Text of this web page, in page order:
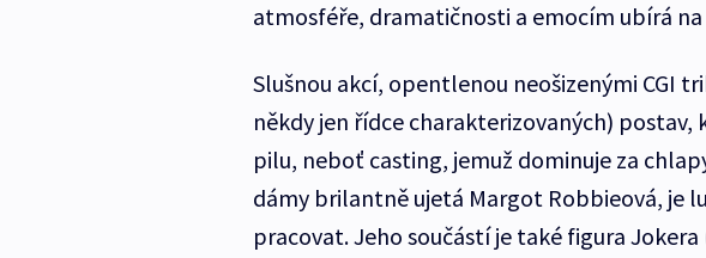
atmosféře, dramatičnosti a emocím ubírá
Slušnou akcí, opentlenou neošizenými CGI
někdy jen řídce charakterizovaných)
pilu, neboť casting, jemuž dominuje za
dámy brilantně ujetá Margot Robbieová, je
pracovat. Jeho součástí je také figura